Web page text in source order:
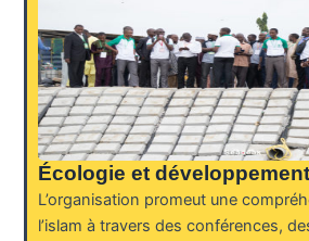
Écologie et
L’organisation promeut une
l’islam à travers des conférences,